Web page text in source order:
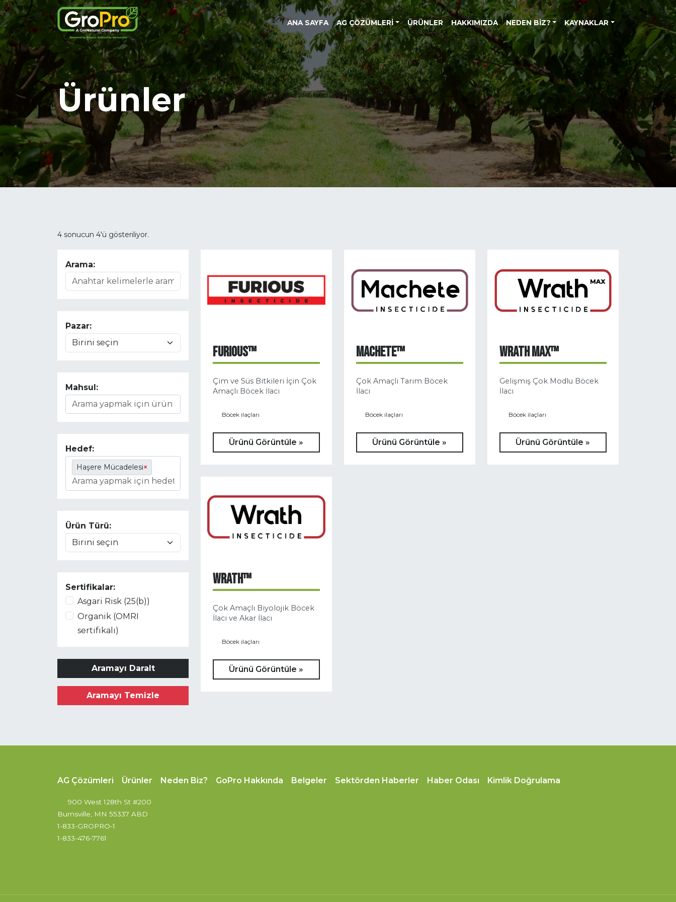
ANA SAYFA AG ÇÖZÜMLERI ÜRÜNLER HAKKIMIZDA NEDEN BIZ? KAYNAKLAR
Ürünler
4 sonucun 4'ü gösteriliyor.
Arama:
Pazar:
Mahsul:
Hedef:
Haşere Mücadelesi×
Ürün Türü:
Sertifikalar:
Asgari Risk (25(b))
Organik (OMRI
sertifikalı)
Aramayı Daralt
Aramayı Temizle
FURIOUS™
Çim ve Süs Bitkileri İçin Çok
Amaçlı Böcek İlacı
Böcek ilaçları
Ürünü Görüntüle »
MACHETE™
Çok Amaçlı Tarım Böcek
İlacı
Böcek ilaçları
Ürünü Görüntüle »
WRATH MAX™
Gelişmiş Çok Modlu Böcek
İlacı
Böcek ilaçları
Ürünü Görüntüle »
WRATH™
Çok Amaçlı Biyolojik Böcek
İlacı ve Akar İlacı
Böcek ilaçları
Ürünü Görüntüle »
AG Çözümleri Ürünler Neden Biz? GoPro Hakkında Belgeler Sektörden Haberler Haber Odası Kimlik Doğrulama
900 West 128th St #200
Burnsville, MN 55337 ABD
1-833-GROPRO-1
1-833-476-7761